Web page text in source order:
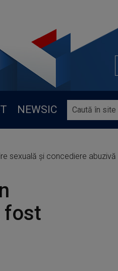
NEWSIC
sexuală și concediere abuzivă
fost